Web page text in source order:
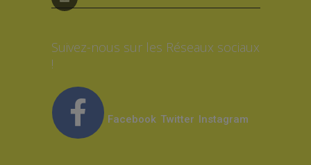
Suivez-nous sur les Réseaux sociaux
!
Facebook Twitter Instagram